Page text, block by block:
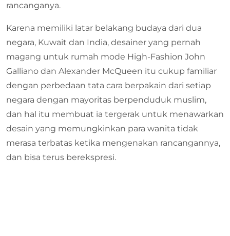
rancanganya.
Karena memiliki latar belakang budaya dari dua
negara, Kuwait dan India, desainer yang pernah
magang untuk rumah mode High-Fashion John
Galliano dan Alexander McQueen itu cukup familiar
dengan perbedaan tata cara berpakain dari setiap
negara dengan mayoritas berpenduduk muslim,
dan hal itu membuat ia tergerak untuk menawarkan
desain yang memungkinkan para wanita tidak
merasa terbatas ketika mengenakan rancangannya,
dan bisa terus berekspresi.